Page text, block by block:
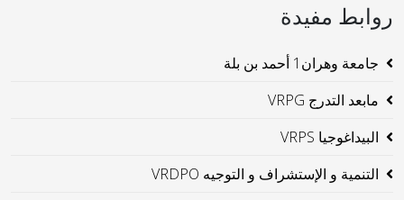
روابط مفيدة
جامعة وهران1 أحمد بن بلة
مابعد التدرج VRPG
البيداغوجيا VRPS
التنمية و الإستشراف و التوجيه VRDPO